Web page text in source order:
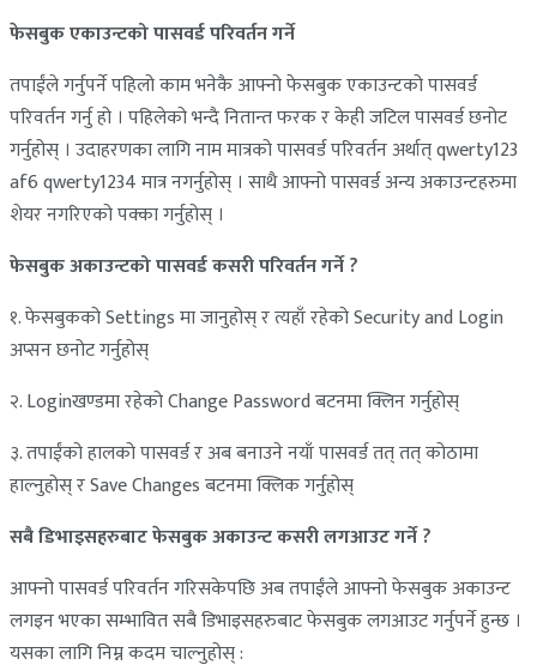
फेसबुक एकाउन्टको पासवर्ड परिवर्तन गर्ने
तपाईंले गर्नुपर्ने पहिलो काम भनेकै आफ्नो फेसबुक एकाउन्टको पासवर्ड
परिवर्तन गर्नु हो । पहिलेको भन्दै नितान्त फरक र केही जटिल पासवर्ड छनोट
गर्नुहोस् । उदाहरणका लागि नाम मात्रको पासवर्ड परिवर्तन अर्थात् qwerty123
af6 qwerty1234 मात्र नगर्नुहोस् । साथै आफ्नो पासवर्ड अन्य अकाउन्टहरुमा
शेयर नगरिएको पक्का गर्नुहोस् ।
फेसबुक अकाउन्टको पासवर्ड कसरी परिवर्तन गर्ने ?
१. फेसबुकको Settings मा जानुहोस् र त्यहाँ रहेको Security and Login
अप्सन छनोट गर्नुहोस्
२. Loginखण्डमा रहेको Change Password बटनमा क्लिन गर्नुहोस्
३. तपाईंको हालको पासवर्ड र अब बनाउने नयाँ पासवर्ड तत् तत् कोठामा
हाल्नुहोस् र Save Changes बटनमा क्लिक गर्नुहोस्
सबै डिभाइसहरुबाट फेसबुक अकाउन्ट कसरी लगआउट गर्ने ?
आफ्नो पासवर्ड परिवर्तन गरिसकेपछि अब तपाईंले आफ्नो फेसबुक अकाउन्ट
लगइन भएका सम्भावित सबै डिभाइसहरुबाट फेसबुक लगआउट गर्नुपर्ने हुन्छ ।
यसका लागि निम्न कदम चाल्नुहोस् :